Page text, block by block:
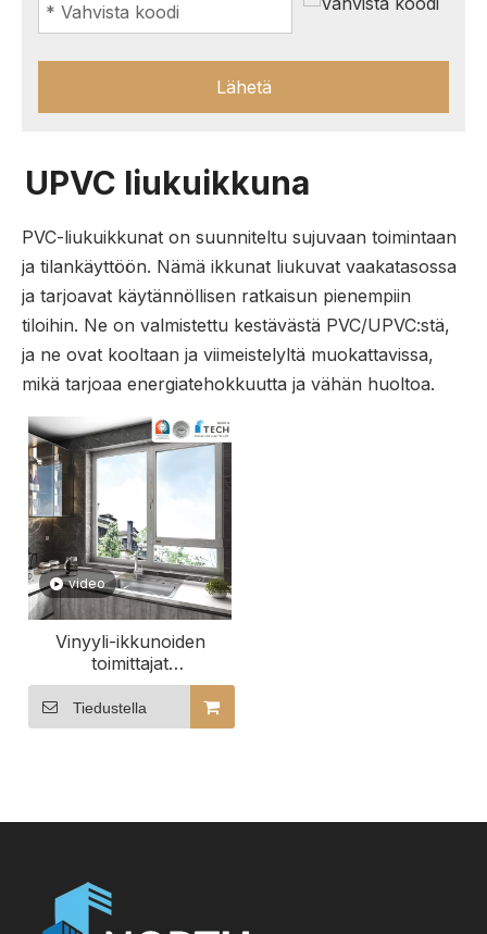
Lähetä
UPVC liukuikkuna
PVC-liukuikkunat on suunniteltu sujuvaan toimintaan
ja tilankäyttöön. Nämä ikkunat liukuvat vaakatasossa
ja tarjoavat käytännöllisen ratkaisun pienempiin
tiloihin. Ne on valmistettu kestävästä PVC/UPVC:stä,
ja ne ovat kooltaan ja viimeistelyltä muokattavissa,
mikä tarjoaa energiatehokkuutta ja vähän huoltoa.
video
Vinyyli-ikkunoiden
toimittajat
maailmanlaajuisesti
Maailmanlaajuiset PVC-
ikkunavalmistajat PVC-
Tiedustella